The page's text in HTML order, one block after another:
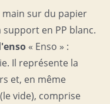
sur du papier
en PP blanc.
« Enso » :
Il représente la
et, en même
vide), comprise